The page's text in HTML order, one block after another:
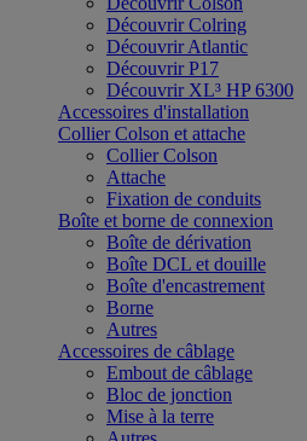
Découvrir Colring
Découvrir Atlantic
Découvrir P17
Découvrir XL³ HP 6300
Accessoires d'installation
Collier Colson et attache
Collier Colson
Attache
Fixation de conduits
Boîte et borne de connexion
Boîte de dérivation
Boîte DCL et douille
Boîte d'encastrement
Borne
Autres
Accessoires de câblage
Embout de câblage
Bloc de jonction
Mise à la terre